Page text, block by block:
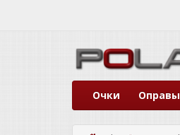
Очки Оправы